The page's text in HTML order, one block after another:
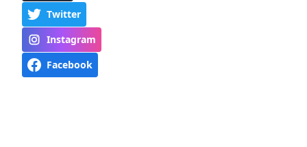
Twitter
Instagram
Facebook